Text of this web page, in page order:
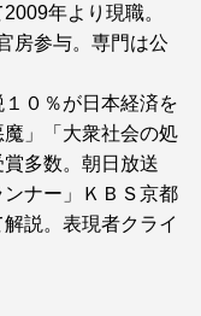
年より現職。
房参与。専門は公
０％が日本経済を
」「大衆社会の処
多数。朝日放送
ンナー」ＫＢＳ京都
説。表現者クライ